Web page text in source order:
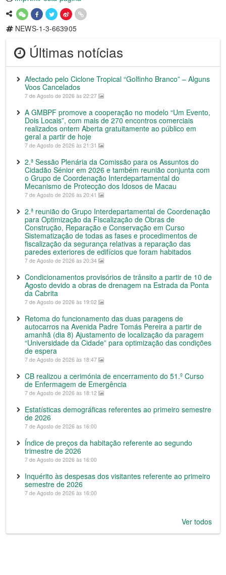
NEWS-1-3-663905
Últimas notícias
Afectado pelo Ciclone Tropical “Golfinho Branco” – Alguns
Voos Cancelados
7 de Agosto de 2026 às 22:27
A GMBPF promove a cooperação no modelo “Um Evento,
Dois Locais”, com mais de 270 encontros comerciais
realizados ontem Aberta gratuitamente ao público em
geral a partir de hoje
7 de Agosto de 2026 às 21:31
2.ª Sessão Plenária da Comissão para os Assuntos do
Cidadão Sénior em 2026 e também reunião conjunta com
o Grupo de Coordenação Interdepartamental do
Mecanismo de Protecção dos Idosos de Macau
7 de Agosto de 2026 às 20:41
2.ª reunião do Grupo Interdepartamental de Coordenação
para Optimização da Fiscalização de Obras de
Construção, Reparação e Conservação em Curso
Sistematização de todas as fases e procedimentos de
fiscalização da segurança relativas a reparação das
paredes exteriores de edifícios que foram habitados
7 de Agosto de 2026 às 20:34
Condicionamentos provisórios de trânsito a partir de 10 de
Agosto devido a obras de drenagem na Estrada da Ponta
da Cabrita
7 de Agosto de 2026 às 19:02
Retoma do funcionamento das duas paragens de
autocarros na Avenida Padre Tomás Pereira a partir de
amanhã (dia 8) Ajustamento de localização da paragem
“Universidade da Cidade” para optimização das condições
de espera
7 de Agosto de 2026 às 18:47
CB realizou a cerimónia de encerramento do 51.º Curso
de Enfermagem de Emergência
7 de Agosto de 2026 às 18:12
Estatísticas demográficas referentes ao primeiro semestre
de 2026
7 de Agosto de 2026 às 16:00
Índice de preços da habitação referente ao segundo
trimestre de 2026
7 de Agosto de 2026 às 16:00
Inquérito às despesas dos visitantes referente ao primeiro
semestre de 2026
7 de Agosto de 2026 às 16:00
Ver todos